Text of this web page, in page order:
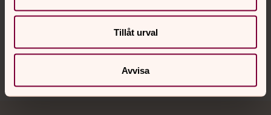
Tillåt urval
Avvisa